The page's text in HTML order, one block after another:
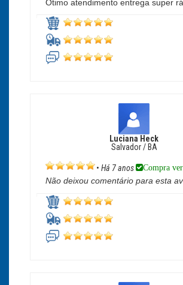
Ótimo atendimento entrega super
Luciana Heck
Salvador / BA
• Há 7 anos Compra
Não deixou comentário para esta